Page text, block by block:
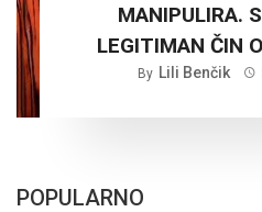
MANIPULIRA. SRB NIJE BIO
LEGITIMAN ČIN
PLANSKA
By Lili Benčik
POPULARNO